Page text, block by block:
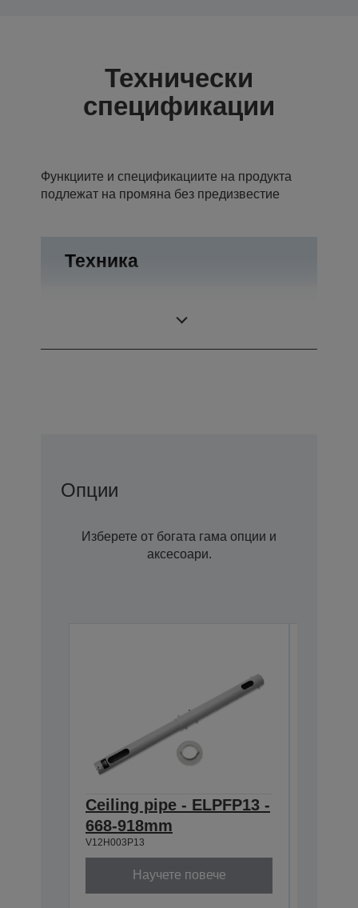
Технически
спецификации
Функциите и спецификациите на продукта
подлежат на промяна без предизвестие
Техника
Опции
Изберете от богата гама опции и
аксесоари.
Ceiling pipe - ELPFP13 -
668-918mm
V12H003P13
Научете повече